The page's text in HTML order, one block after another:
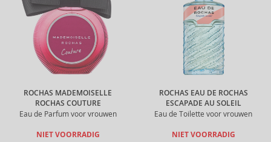
ROCHAS MADEMOISELLE
ROCHAS COUTURE
Eau de Parfum voor vrouwen
NIET VOORRADIG
ROCHAS EAU DE ROCHAS
ESCAPADE AU SOLEIL
Eau de Toilette voor vrouwen
NIET VOORRADIG